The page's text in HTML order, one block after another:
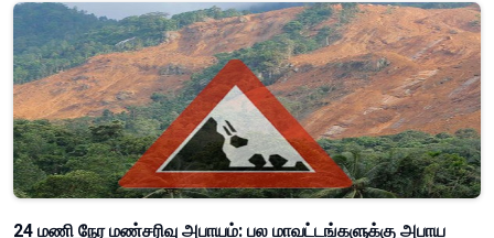
24 மணி நேர மண்சரிவு அபாயம்: பல மாவட்டங்களுக்கு அபாய